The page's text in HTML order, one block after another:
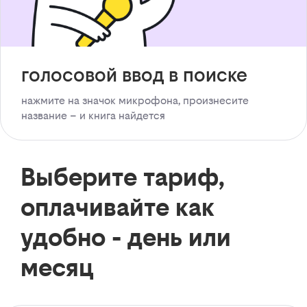
голосовой ввод в поиске
нажмите на значок микрофона, произнесите
название – и книга найдется
Выберите тариф,
оплачивайте как
удобно - день или
месяц